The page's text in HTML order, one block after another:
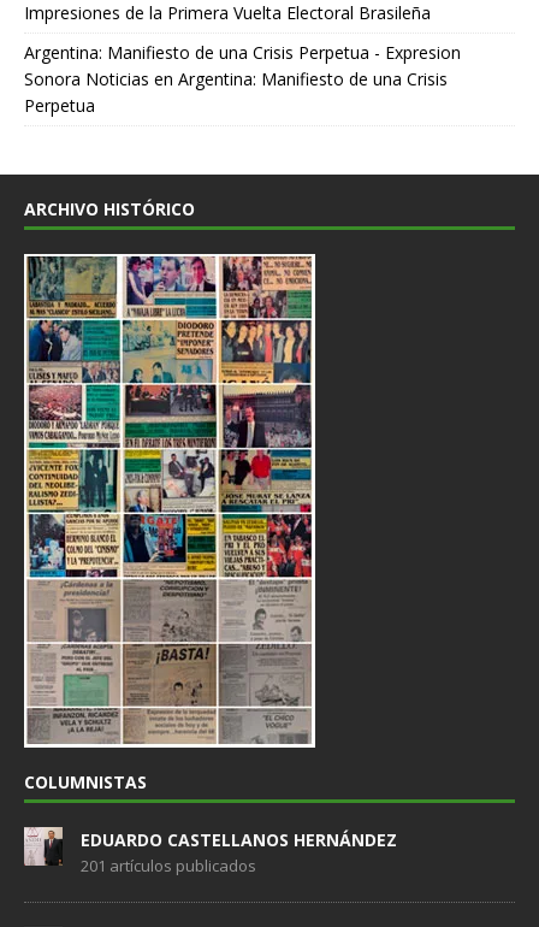
Impresiones de la Primera Vuelta Electoral Brasileña
Argentina: Manifiesto de una Crisis Perpetua - Expresion
Sonora Noticias en Argentina: Manifiesto de una Crisis
Perpetua
ARCHIVO HISTÓRICO
COLUMNISTAS
EDUARDO CASTELLANOS HERNÁNDEZ
201 artículos publicados